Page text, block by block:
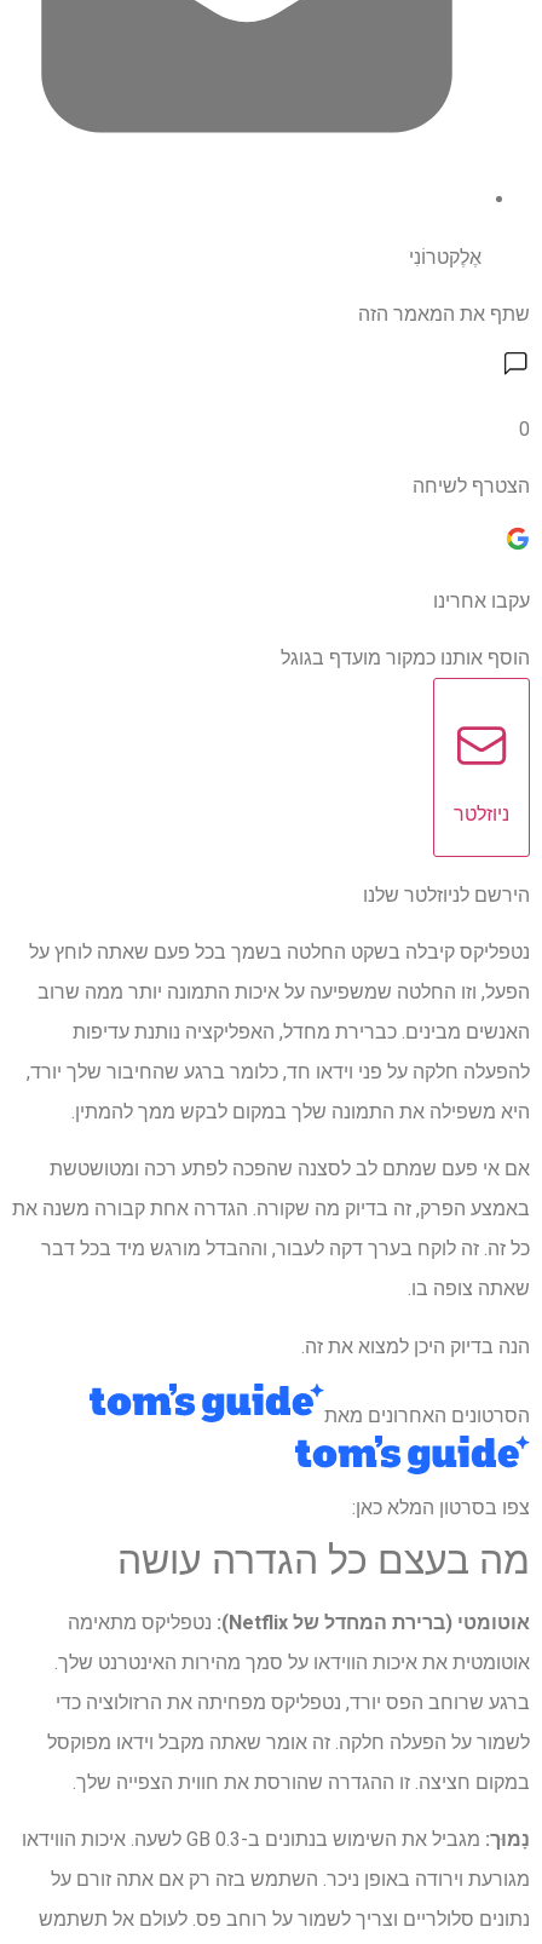
אֶלֶקטרוֹנִי
שתף את המאמר הזה
0
הצטרף לשיחה
עקבו אחרינו
הוסף אותנו כמקור מועדף בגוגל
ניוזלטר
הירשם לניוזלטר שלנו
נטפליקס קיבלה בשקט החלטה בשמך בכל פעם שאתה לוחץ על
הפעל, וזו החלטה שמשפיעה על איכות התמונה יותר ממה שרוב
האנשים מבינים. כברירת מחדל, האפליקציה נותנת עדיפות
להפעלה חלקה על פני וידאו חד, כלומר ברגע שהחיבור שלך יורד,
היא משפילה את התמונה שלך במקום לבקש ממך להמתין.
אם אי פעם שמתם לב לסצנה שהפכה לפתע רכה ומטושטשת
באמצע הפרק, זה בדיוק מה שקורה. הגדרה אחת קבורה משנה את
כל זה. זה לוקח בערך דקה לעבור, וההבדל מורגש מיד בכל דבר
שאתה צופה בו.
הנה בדיוק היכן למצוא את זה.
הסרטונים האחרונים מאת
צפו בסרטון המלא כאן:
מה בעצם כל הגדרה עושה
אוטומטי (ברירת המחדל של Netflix):
נטפליקס מתאימה
אוטומטית את איכות הווידאו על סמך מהירות האינטרנט שלך.
ברגע שרוחב הפס יורד, נטפליקס מפחיתה את הרזולוציה כדי
לשמור על הפעלה חלקה. זה אומר שאתה מקבל וידאו מפוקסל
במקום חציצה. זו ההגדרה שהורסת את חווית הצפייה שלך.
נָמוּך:
מגביל את השימוש בנתונים ב-0.3 GB לשעה. איכות הווידאו
מגורעת וירודה באופן ניכר. השתמש בזה רק אם אתה זורם על
נתונים סלולריים וצריך לשמור על רוחב פס. לעולם אל תשתמש